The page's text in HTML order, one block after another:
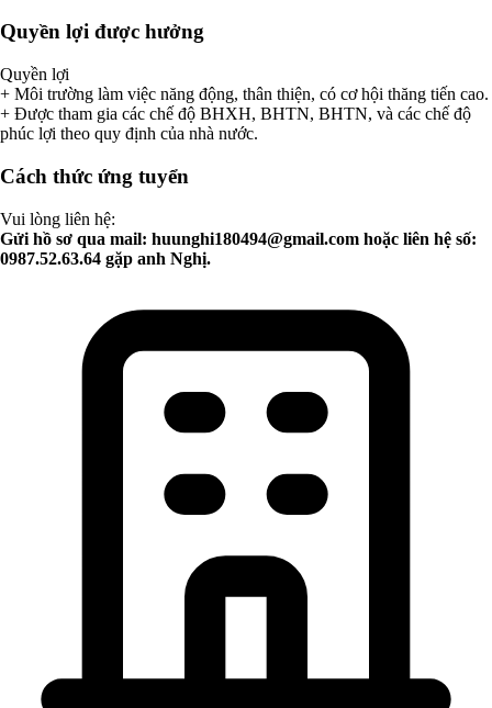
Quyền lợi được hưởng
Quyền lợi
+ Môi trường làm việc năng động, thân thiện, có cơ hội thăng tiến cao.
+ Được tham gia các chế độ BHXH, BHTN, BHTN, và các chế độ
phúc lợi theo quy định của nhà nước.
Cách thức ứng tuyển
Vui lòng liên hệ:
Gửi hồ sơ qua mail: huunghi180494@gmail.com hoặc liên hệ số:
0987.52.63.64 gặp anh Nghị.